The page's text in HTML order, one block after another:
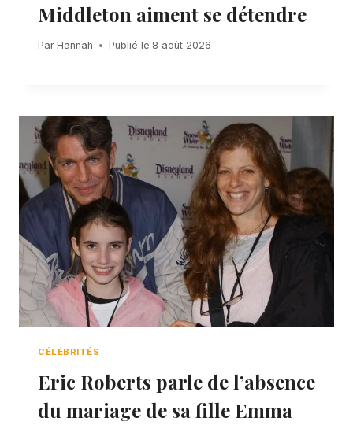
Middleton aiment se détendre
Par Hannah Publié le 8 août 2026
CÉLÉBRITÉS
Eric Roberts parle de l’absence
du mariage de sa fille Emma